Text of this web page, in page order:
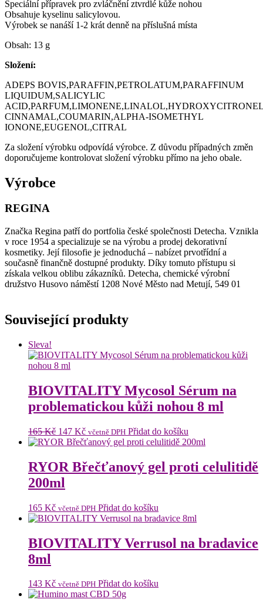
Speciální přípravek pro zvláčnění ztvrdlé kůže nohou
Obsahuje kyselinu salicylovou.
Výrobek se nanáší 1-2 krát denně na příslušná místa
Obsah: 13 g
Složení:
ADEPS BOVIS,PARAFFIN,PETROLATUM,PARAFFINUM
LIQUIDUM,SALICYLIC
CINNAMAL,COUMARIN,ALPHA-ISOMETHYL
IONONE,EUGENOL,CITRAL
Za složení výrobku odpovídá výrobce. Z důvodu případných změn
doporučujeme kontrolovat složení výrobku přímo na jeho obale.
Výrobce
REGINA
Značka Regina patří do portfolia české společnosti Detecha. Vznikla
v roce 1954 a specializuje se na výrobu a prodej dekorativní
kosmetiky. Její filosofie je jednoduchá – nabízet prvotřídní a
současně finančně dostupné produkty. Díky tomuto přístupu si
získala velkou oblibu zákazníků. Detecha, chemické výrobní
družstvo Husovo náměstí 1208 Nové Město nad Metují, 549 01
Související produkty
Sleva!
BIOVITALITY Mycosol Sérum na
problematickou kůži nohou 8 ml
165Kč Původní
cena
165 Kč.
147 KčAktuální
cena
147 Kč.
včetně DPH Přidat do košíku
RYOR Břečťanový gel proti celulitidě
200ml
165 Kč včetně DPH Přidat do košíku
BIOVITALITY Verrusol na bradavice
8ml
143 Kč včetně DPH Přidat do košíku